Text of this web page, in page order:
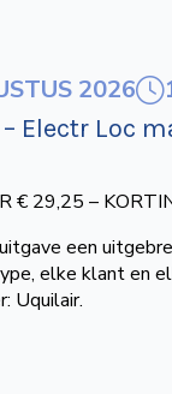
2026
– Electr Loc
€ 29,25 –
een
elke klant en
Uquilair.